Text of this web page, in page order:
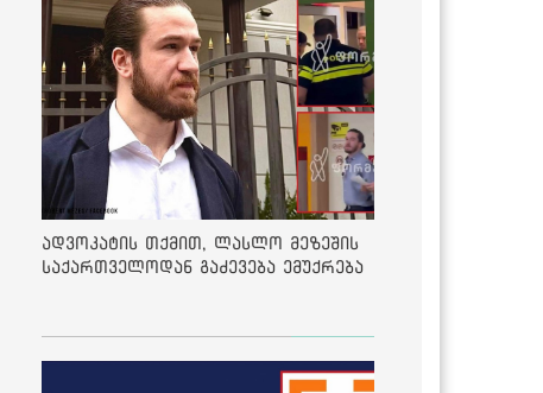
ადვოკატის თქმით, ლასლო მეზეშის
საქართველოდან გაძევება ემუქრება